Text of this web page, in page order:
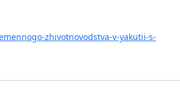
zhivotnovodstva-v-yakutii-s-